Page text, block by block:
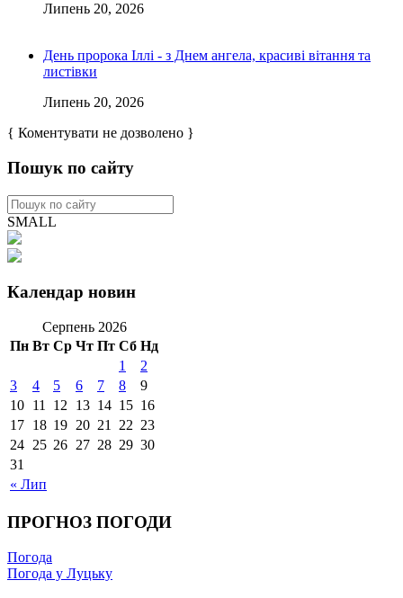
Липень 20, 2026
День пророка Іллі - з Днем ангела, красиві вітання та
листівки
Липень 20, 2026
{ Коментувати не дозволено }
Пошук по сайту
SMALL
Календар новин
Серпень 2026
Пн Вт Ср Чт Пт Сб Нд
« Лип
1
2
3
4 5 6 7 8
9
10 11 12 13 14 15 16
17 18 19 20 21 22 23
24 25 26 27 28 29 30
31
ПРОГНОЗ ПОГОДИ
Погода
Погода у Луцьку